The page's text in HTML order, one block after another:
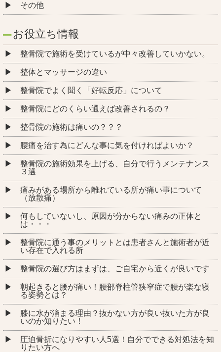
その他
お役立ち情報
整骨院で施術を受けているが中々改善していかない。
整体とマッサージの違い
整骨院でよく聞く「好転反応」について
整骨院にどのくらい通えば改善されるの？
整骨院の施術は痛いの？？？
腰痛を治す為にどんな事に気を付ければよいか？
整骨院の施術効果を上げる、自分で行うメンテナンス
３選
痛みがある場所から離れている所が痛い事について
（放散痛）
何もしていないし、原因が分からない痛みの正体と
は・・・
整骨院に通う事のメリットとは患者さんと施術者が近
い存在で入れる所
整骨院の選び方はまずは、ご自宅から近くが良いです
朝起きると腰が痛い！腰部脊柱管狭窄症で腰が楽な寝
る姿勢とは？
膝に水が溜まる理由？抜かない方が良い抜いた方が良
いのか知りたい！
圧迫骨折になりやすい人5選！自分でできる対処法を知
りたい方へ